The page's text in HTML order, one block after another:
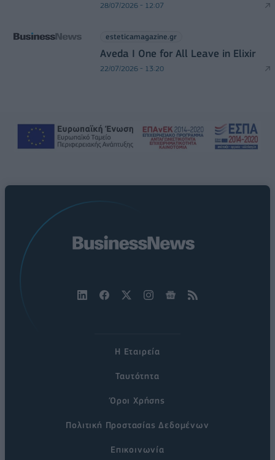
28/07/2026 - 12:07
esteticamagazine.gr
Aveda I One for All Leave in Elixir
22/07/2026 - 13:20
Η Εταιρεία
Ταυτότητα
Όροι Χρήσης
Πολιτική Προστασίας Δεδομένων
Επικοινωνία